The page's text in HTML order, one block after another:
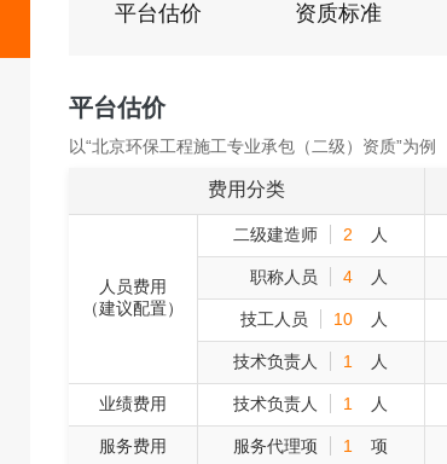
平台估价 资质标准
平台估价
以“北京环保工程施工专业承包（二级）资质”为例
费用分类
人员费用
（建议配置）
二级建造师 2 人
职称人员 4 人
技工人员 10 人
技术负责人 1 人
业绩费用 技术负责人 1 人
服务费用 服务代理项 1 项